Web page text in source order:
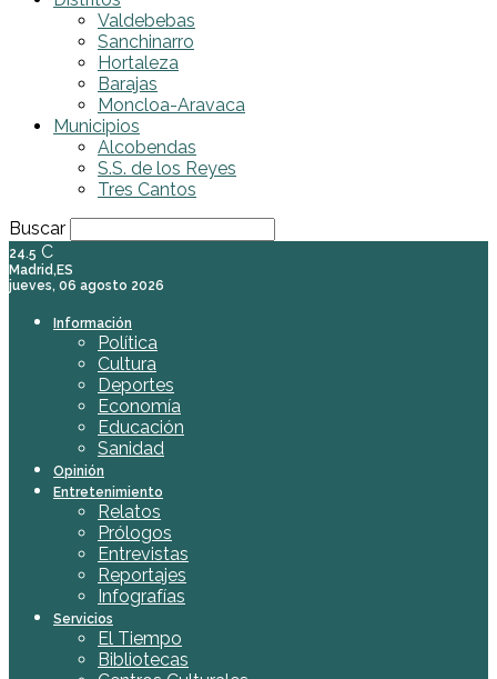
Valdebebas
Sanchinarro
Hortaleza
Barajas
Moncloa-Aravaca
Municipios
Alcobendas
S.S. de los Reyes
Tres Cantos
Buscar
24.5 C
Madrid,ES
jueves, 06 agosto 2026
Información
Política
Cultura
Deportes
Economía
Educación
Sanidad
Opinión
Entretenimiento
Relatos
Prólogos
Entrevistas
Reportajes
Infografías
Servicios
El Tiempo
Bibliotecas